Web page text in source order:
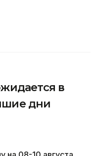
в
дни